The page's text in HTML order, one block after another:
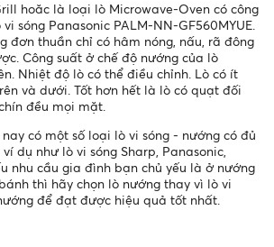
hoăc là loại lò Microwave-Oven có công
sóng Panasonic PALM-NN-GF560MYUE.
đơn thuần chỉ có hâm nóng, nấu, rã đông
Công suất ở chế độ nướng của lò
Nhiệt độ lò có thể điều chỉnh. Lò có ít
và dưới. Tốt hơn hết là lò có quạt đối
đều mọi mặt.
có một số loại lò vi sóng - nướng có đủ
dụ như lò vi sóng Sharp, Panasonic,
nhu cầu gia đình bạn chủ yếu là ở nướng
thì hãy chọn lò nướng thay vì lò vi
để đạt được hiệu quả tốt nhất.